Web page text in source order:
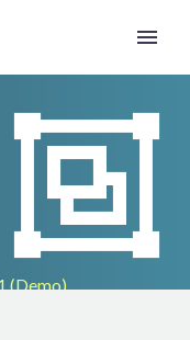


(Demo)